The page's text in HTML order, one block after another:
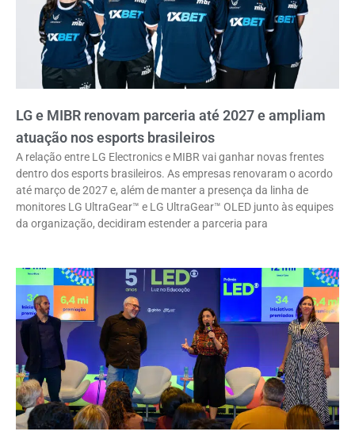
LG e MIBR renovam parceria até 2027 e ampliam
atuação nos esports brasileiros
A relação entre LG Electronics e MIBR vai ganhar novas frentes
dentro dos esports brasileiros. As empresas renovaram o acordo
até março de 2027 e, além de manter a presença da linha de
monitores LG UltraGear™ e LG UltraGear™ OLED junto às equipes
da organização, decidiram estender a parceria para